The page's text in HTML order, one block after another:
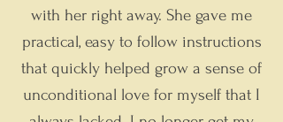
with her right away. She gave me
practical, easy to follow instructions
that quickly helped grow a sense of
unconditional love for myself that I